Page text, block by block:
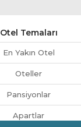
Otel Temaları
En Yakın Otel
Oteller
Pansiyonlar
Apartlar